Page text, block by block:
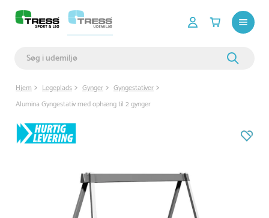
Hjem Legeplads Gynger
Gyngestativer
Alumina Gyngestativ med ophæng til 2 gynger